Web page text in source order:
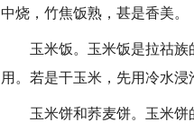
中烧，竹焦饭熟，甚是香美。
玉米饭。玉米饭是拉祜族的
用。若是干玉米，先用冷水浸
玉米饼和荞麦饼。玉米饼